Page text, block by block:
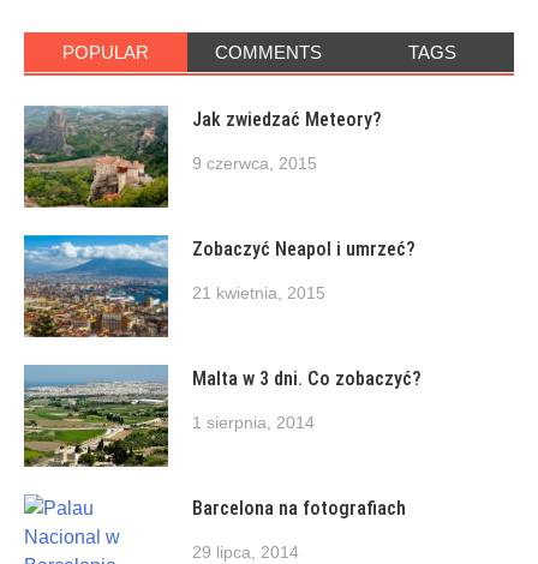
POPULAR COMMENTS TAGS
Jak zwiedzać Meteory?
9 czerwca, 2015
Zobaczyć Neapol i umrzeć?
21 kwietnia, 2015
Malta w 3 dni. Co zobaczyć?
1 sierpnia, 2014
Barcelona na fotografiach
29 lipca, 2014